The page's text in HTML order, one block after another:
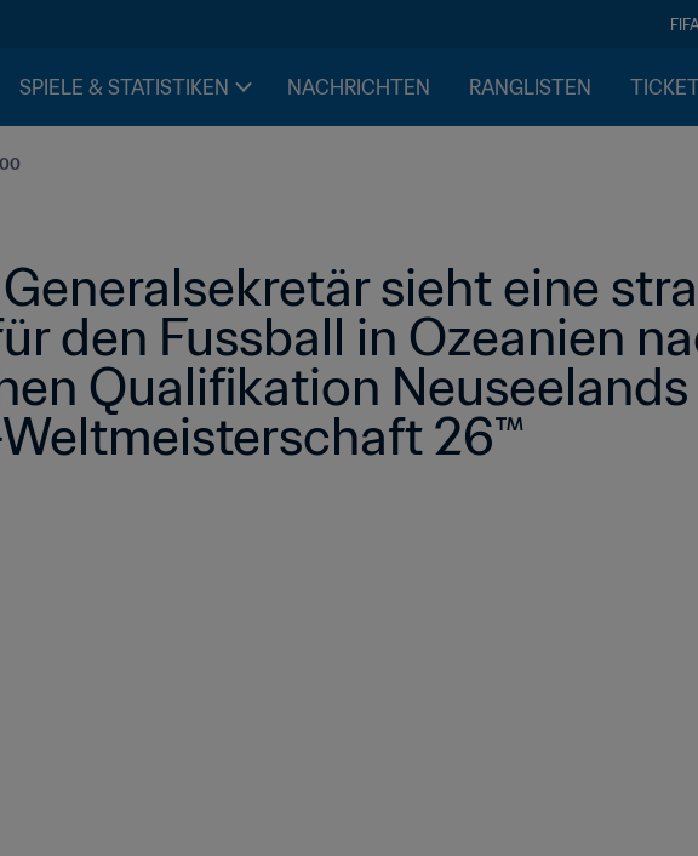
SPIELE & STATISTIKEN NACHRICHTEN RANGLISTEN
sieht eine
den Fussball in Ozeanien
Qualifikation Neuseelands
26™